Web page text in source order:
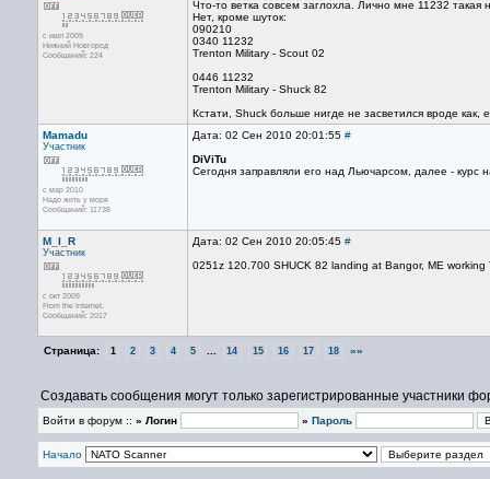
с июл 2009
Нижний Новгород
Сообщений: 224
Что-то ветка совсем заглохла. Лично мне 11232 такая
Нет, кроме шуток:
090210
0340 11232
Trenton Military - Scout 02
0446 11232
Trenton Military - Shuck 82
Кстати, Shuck больше нигде не засветился вроде
Mamadu
Участник
с мар 2010
Надо жить у моря
Сообщений: 11738
Дата: 02 Сен 2010 20:01:55 #
DiViTu
Сегодня заправляли его над Льючарсом, далее - курс
M_I_R
Участник
с окт 2009
From the Internet.
Сообщений: 2017
Дата: 02 Сен 2010 20:05:45 #
0251z 120.700 SHUCK 82 landing at Bangor, ME
Страница: 1 2 3 4 5 14 15 16 17 18 »»
Создавать сообщения могут только зарегистрированные участники
Войти в форум :: » Логин » Пароль
Начало